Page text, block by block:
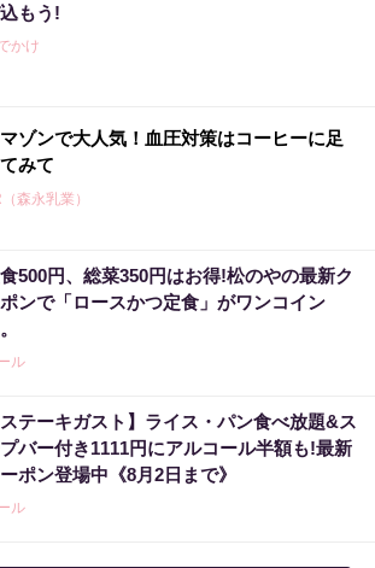
もう!
かけ
ゾンで大人気！血圧対策はコーヒーに足
みて
森永乳業）
500円、総菜350円はお得!松のやの最新ク
ンで「ロースかつ定食」がワンコイン
ル
ステーキガスト】ライス・パン食べ放題&ス
バー付き1111円にアルコール半額も!最新
ポン登場中《8月2日まで》
ル